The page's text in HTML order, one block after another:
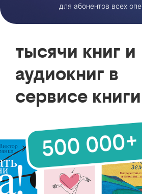
для абонентов всех
тысячи книг и
аудиокниг в
сервисе